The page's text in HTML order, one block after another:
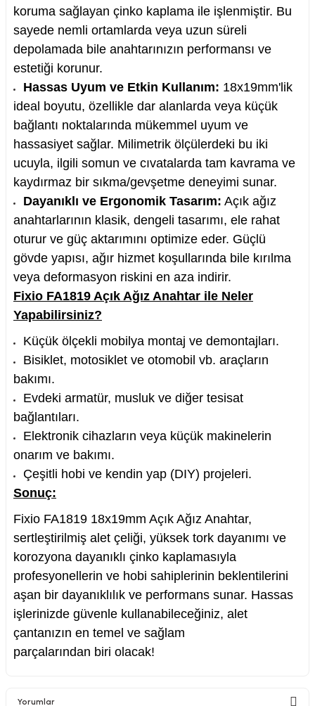
ve Lehim Teli
koruma sağlayan çinko kaplama ile işlenmiştir. Bu
sayede nemli ortamlarda veya uzun süreli
depolamada bile anahtarınızın performansı ve
estetiği korunur.
Hassas Uyum ve Etkin Kullanım: 18x19mm'lik
ideal boyutu, özellikle dar alanlarda veya küçük
bağlantı noktalarında mükemmel uyum ve
hassasiyet sağlar. Milimetrik ölçülerdeki bu iki
ucuyla, ilgili somun ve cıvatalarda tam kavrama ve
kaydırmaz bir sıkma/gevşetme deneyimi sunar.
Dayanıklı ve Ergonomik Tasarım: Açık ağız
anahtarlarının klasik, dengeli tasarımı, ele rahat
oturur ve güç aktarımını optimize eder. Güçlü
gövde yapısı, ağır hizmet koşullarında bile kırılma
veya deformasyon riskini en aza indirir.
Fixio FA1819 Açık Ağız Anahtar ile Neler
Yapabilirsiniz?
Küçük ölçekli mobilya montaj ve demontajları.
Bisiklet, motosiklet ve otomobil vb. araçların
bakımı.
Evdeki armatür, musluk ve diğer tesisat
bağlantıları.
Elektronik cihazların veya küçük makinelerin
onarım ve bakımı.
Çeşitli hobi ve kendin yap (DIY) projeleri.
Sonuç:
Fixio FA1819 18x19mm Açık Ağız Anahtar,
sertleştirilmiş alet çeliği, yüksek tork dayanımı ve
korozyona dayanıklı çinko kaplamasıyla
profesyonellerin ve hobi sahiplerinin beklentilerini
aşan bir dayanıklılık ve performans sunar. Hassas
işlerinizde güvenle kullanabileceğiniz, alet
çantanızın en temel ve sağlam
parçalarından biri olacak!
Yorumlar